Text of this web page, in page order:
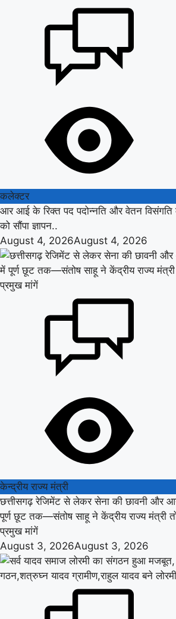
कलेक्टर
आर आई के रिक्त पद पदोन्नति और वेतन विसंगति
को सौंपा ज्ञापन..
August 4, 2026August 4, 2026
केन्द्रीय राज्य मंत्री
छत्तीसगढ़ रेजिमेंट से लेकर सेना की छावनी और
पूर्ण छूट तक—संतोष साहू ने केंद्रीय राज्य मंत्री
प्रमुख मांगें
August 3, 2026August 3, 2026